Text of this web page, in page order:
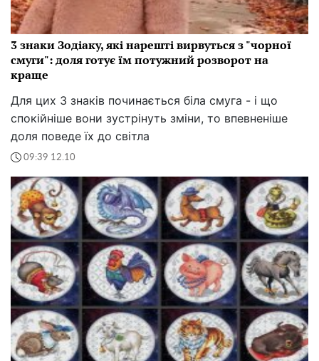
3 знаки Зодіаку, які нарешті вирвуться з "чорної
смуги": доля готує їм потужний розворот на
краще
Для цих 3 знаків починається біла смуга - і що
спокійніше вони зустрінуть зміни, то впевненіше
доля поведе їх до світла
09:39 12.10